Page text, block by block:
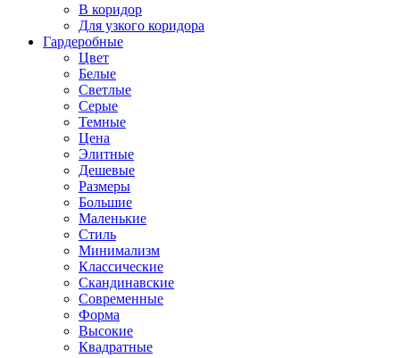
В коридор
Для узкого коридора
Гардеробные
Цвет
Белые
Светлые
Серые
Темные
Цена
Элитные
Дешевые
Размеры
Большие
Маленькие
Стиль
Минимализм
Классические
Скандинавские
Современные
Форма
Высокие
Квадратные